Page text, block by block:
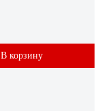
В корзину